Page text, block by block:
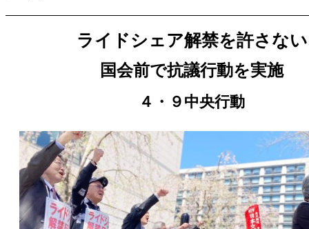
ライドシェア解禁を許さない
国会前で抗議行動を実施
４・９中央行動